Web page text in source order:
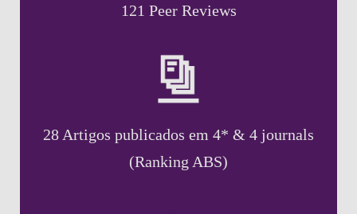
121 Peer Reviews
28 Artigos publicados em 4* & 4 journals
(Ranking ABS)